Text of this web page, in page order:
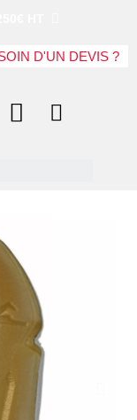
D'UN DEVIS ?